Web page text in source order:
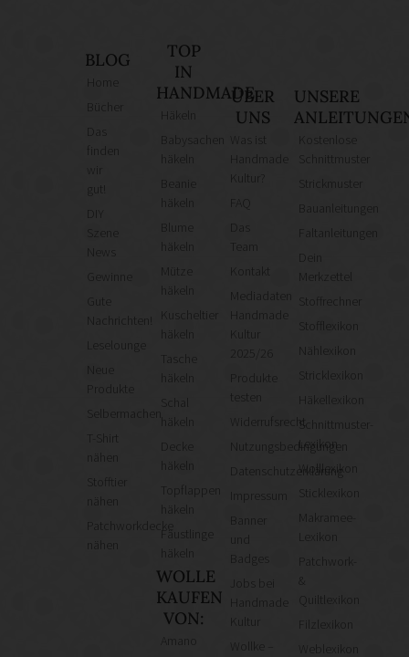
BLOG
gut!
Gute
Nachrichten!
Leselounge
Produkte
Selbermachen
T-Shirt
Stofftier
Patchworkdecke
TOP
IN
HANDMADE
häkeln
häkeln
Mütze
häkeln
Kuscheltier
Tasche
häkeln
Topflappen
häkeln
Fäustlinge
häkeln
WOLLE
KAUFEN
VON:
ÜBER
UNS
Was ist
Kultur?
Das
Team
Kontakt
Mediadaten
Kultur
2025/26
Produkte
testen
Widerrufsrecht
Nutzungsbedingungen
Datenschutzerklärung
Kultur
Wollke –
UNSERE
Kostenlose
Schnittmuster
Strickmuster
Bauanleitungen
Faltanleitungen
Merkzettel
Stoffrechner
Stofflexikon
Nählexikon
Stricklexikon
Häkellexikon
Schnittmuster-
Lexikon
Wolllexikon
Sticklexikon
Makramee-
Lexikon
Patchwork-
&
Quiltlexikon
Filzlexikon
Weblexikon